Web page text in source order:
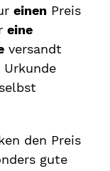
einen Preis
eine
versandt
den Preis
gute